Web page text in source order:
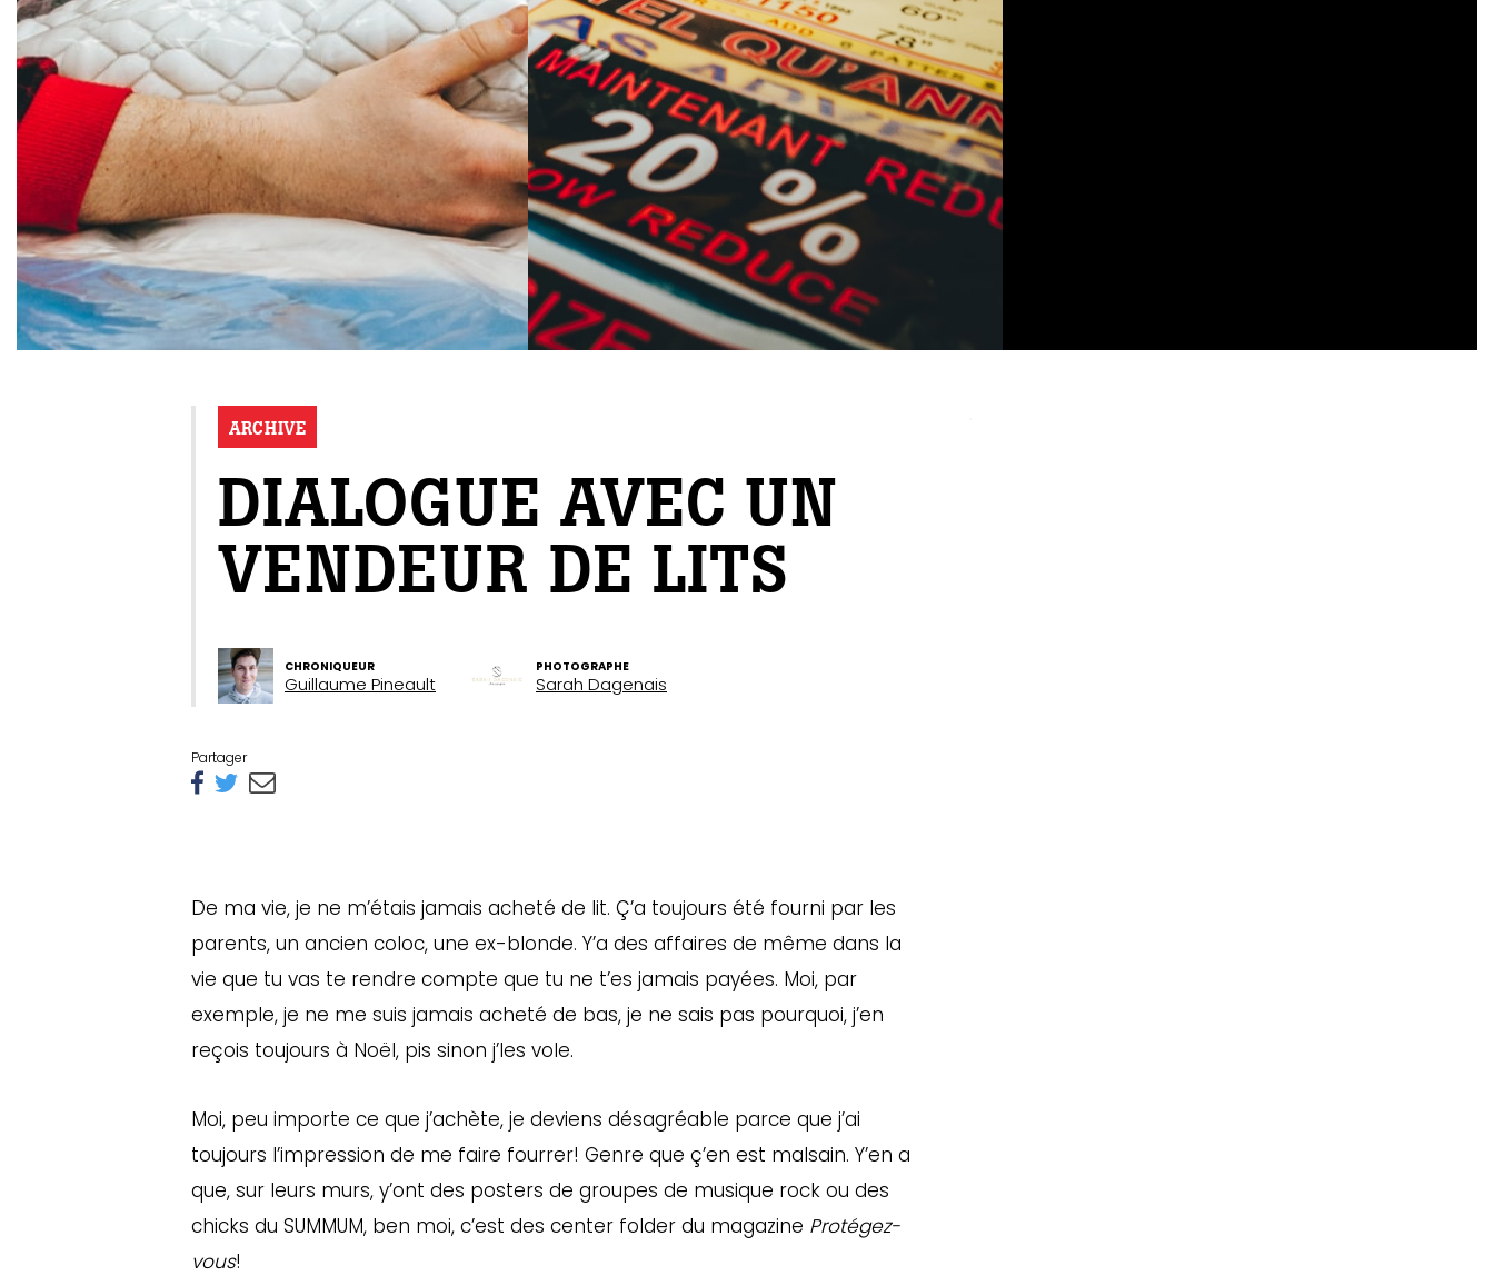
ARCHIVE
DIALOGUE AVEC UN
VENDEUR DE LITS
CHRONIQUEUR
Guillaume Pineault
PHOTOGRAPHE
Sarah Dagenais
Partager
De ma vie, je ne m’étais jamais acheté de lit. Ç’a toujours été fourni par les
parents, un ancien coloc, une ex-blonde. Y’a des affaires de même dans la
vie que tu vas te rendre compte que tu ne t’es jamais payées. Moi, par
exemple, je ne me suis jamais acheté de bas, je ne sais pas pourquoi, j’en
reçois toujours à Noël, pis sinon j’les vole.
Moi, peu importe ce que j’achète, je deviens désagréable parce que j’ai
toujours l’impression de me faire fourrer! Genre que ç’en est malsain. Y’en a
que, sur leurs murs, y’ont des posters de groupes de musique rock ou des
chicks du SUMMUM, ben moi, c’est des center folder du magazine Protégez-
vous!